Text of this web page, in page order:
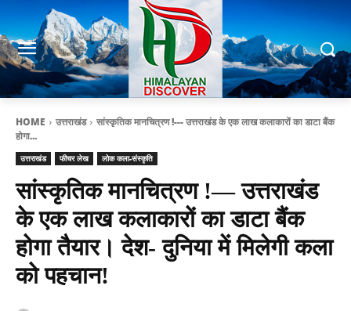
HOME उत्तराखंड
सांस्कृतिक मानचित्रण !--- उत्तराखंड के एक लाख कलाकारों का डाटा बैंक
होगा...
उत्तराखंड फीचर लेख लोक कला-संस्कृति
सांस्कृतिक मानचित्रण !— उत्तराखंड
के एक लाख कलाकारों का डाटा बैंक
होगा तैयार। देश- दुनिया में मिलेगी कला
को पहचान!